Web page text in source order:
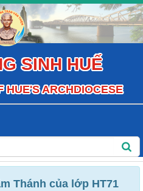
SINH HUẾ
HUE'S ARCHDIOCESE
Thánh của lớp HT71